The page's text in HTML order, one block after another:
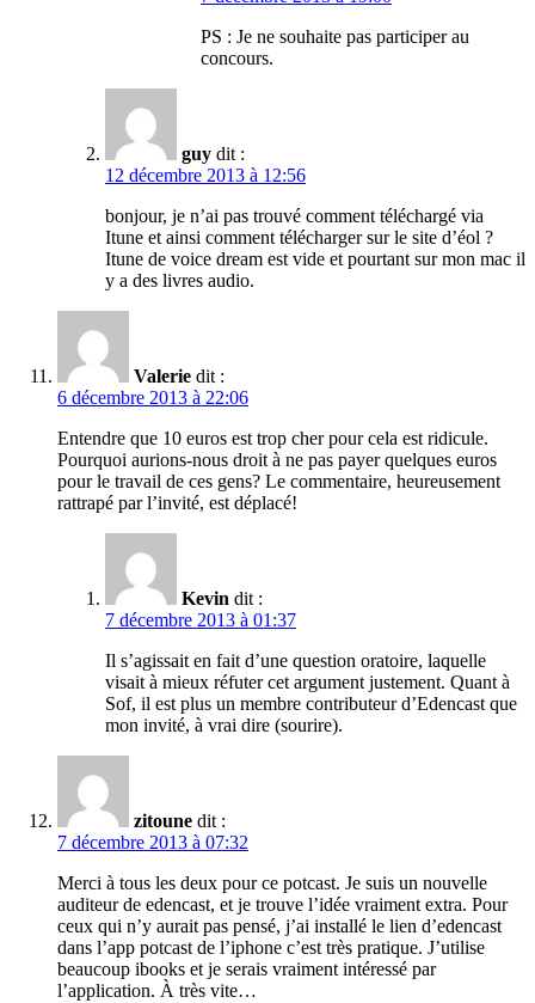
PS : Je ne souhaite pas participer au
concours.
guy dit :
12 décembre 2013 à 12:56
bonjour, je n’ai pas trouvé comment téléchargé via
Itune et ainsi comment télécharger sur le site d’éol ?
Itune de voice dream est vide et pourtant sur mon mac il
y a des livres audio.
Valerie dit :
6 décembre 2013 à 22:06
Entendre que 10 euros est trop cher pour cela est ridicule.
Pourquoi aurions-nous droit à ne pas payer quelques euros
pour le travail de ces gens? Le commentaire, heureusement
rattrapé par l’invité, est déplacé!
Kevin dit :
7 décembre 2013 à 01:37
Il s’agissait en fait d’une question oratoire, laquelle
visait à mieux réfuter cet argument justement. Quant à
Sof, il est plus un membre contributeur d’Edencast que
mon invité, à vrai dire (sourire).
zitoune dit :
7 décembre 2013 à 07:32
Merci à tous les deux pour ce potcast. Je suis un nouvelle
auditeur de edencast, et je trouve l’idée vraiment extra. Pour
ceux qui n’y aurait pas pensé, j’ai installé le lien d’edencast
dans l’app potcast de l’iphone c’est très pratique. J’utilise
beaucoup ibooks et je serais vraiment intéressé par
l’application. À très vite…